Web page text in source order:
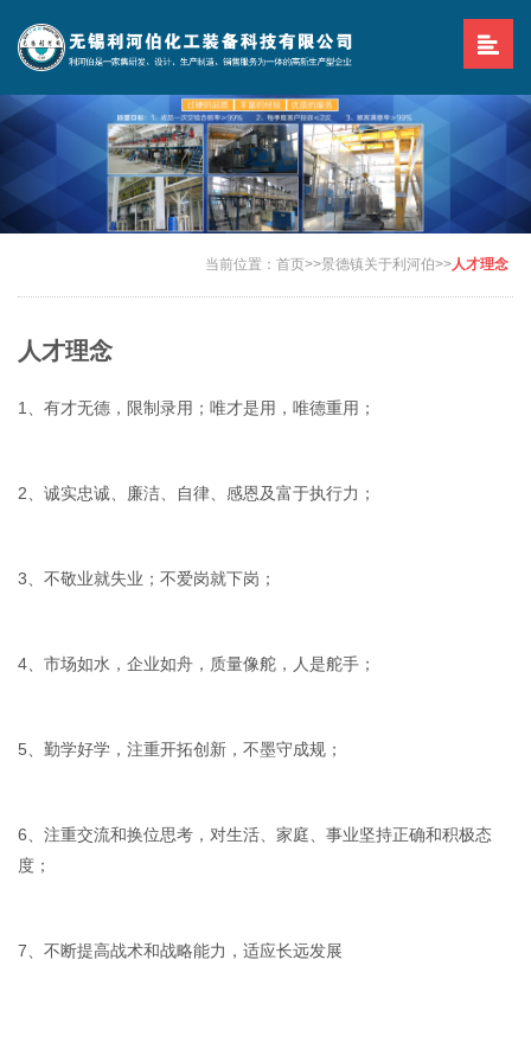
当前位置： 首页>>景德镇关于利河伯>> 人才理念
人才理念
1、有才无德，限制录用；唯才是用，唯德重用；
2、诚实忠诚、廉洁、自律、感恩及富于执行力；
3、不敬业就失业；不爱岗就下岗；
4、市场如水，企业如舟，质量像舵，人是舵手；
5、勤学好学，注重开拓创新，不墨守成规；
6、注重交流和换位思考，对生活、家庭、事业坚持正确和积极态
度；
7、不断提高战术和战略能力，适应长远发展